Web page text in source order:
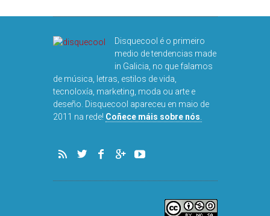
Disquecool é o primeiro
medio de tendencias made
in Galicia, no que falamos
de música, letras, estilos de vida,
tecnoloxía, marketing, moda ou arte e
deseño. Disquecool apareceu en maio de